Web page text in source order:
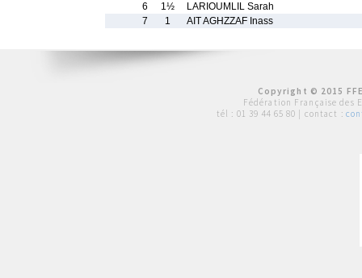
6
1½
LARIOUMLIL Sarah
7
1 AIT AGHZZAF Inass
Copyright © 2015
Fédération Française des
tél : 01 39 44 65 80 | contact :